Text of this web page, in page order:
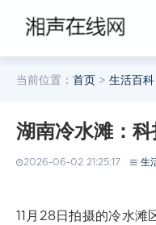
当前位置： 首页 > 生活百科
湖南冷水滩：
2026-06-02 21:25:17 生
11月28日拍摄的冷水滩